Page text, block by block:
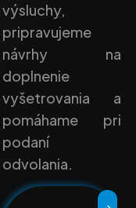
výsluchy,
pripravujeme
návrhy na
doplnenie
vyšetrovania a
pomáhame pri
podaní
odvolania.